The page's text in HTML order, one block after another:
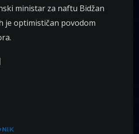
ministar za naftu Bidžan
je optimističan povodom